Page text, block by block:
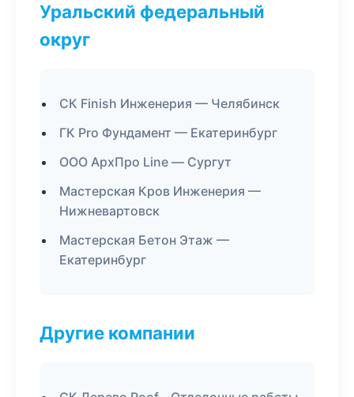
Уральский федеральный
округ
СК Finish Инженерия — Челябинск
ГК Pro Фундамент — Екатеринбург
ООО АрхПро Line — Сургут
Мастерская Кров Инженерия —
Нижневартовск
Мастерская Бетон Этаж —
Екатеринбург
Другие компании